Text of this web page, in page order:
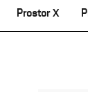
Prostor X